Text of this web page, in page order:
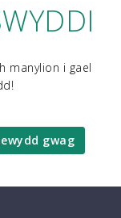
manylion i gael
gwag